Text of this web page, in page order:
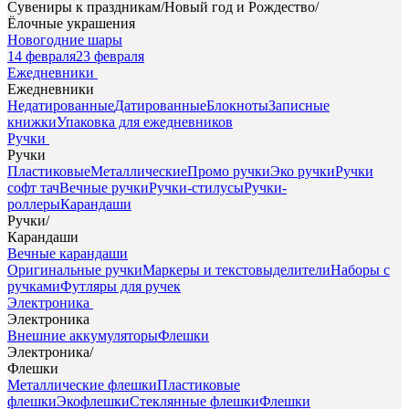
Сувениры к праздникам/Новый год и Рождество/
Ёлочные украшения
Новогодние шары
14 февраля23 февраля
Ежедневники
Ежедневники
НедатированныеДатированныеБлокнотыЗаписные
книжкиУпаковка для ежедневников
Ручки
Ручки
ПластиковыеМеталлическиеПромо ручкиЭко ручкиРучки
софт тачВечные ручкиРучки-стилусыРучки-
роллерыКарандаши
Ручки/
Карандаши
Вечные карандаши
Оригинальные ручкиМаркеры и текстовыделителиНаборы с
ручкамиФутляры для ручек
Электроника
Электроника
Внешние аккумуляторыФлешки
Электроника/
Флешки
Металлические флешкиПластиковые
флешкиЭкофлешкиСтеклянные флешкиФлешки